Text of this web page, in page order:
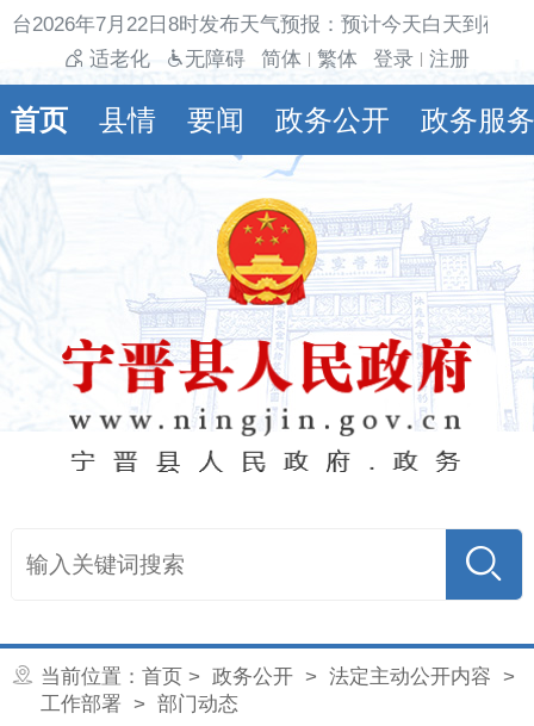
台2026年7月22日8时发布天气预报：预计今天白天到夜
适老化
无障碍 简体 繁体 登录 注册
首页 县情 要闻 政务公开 政务服务
当前位置： 首页 > 政务公开> 法定主动公开内容 >
工作部署 > 部门动态